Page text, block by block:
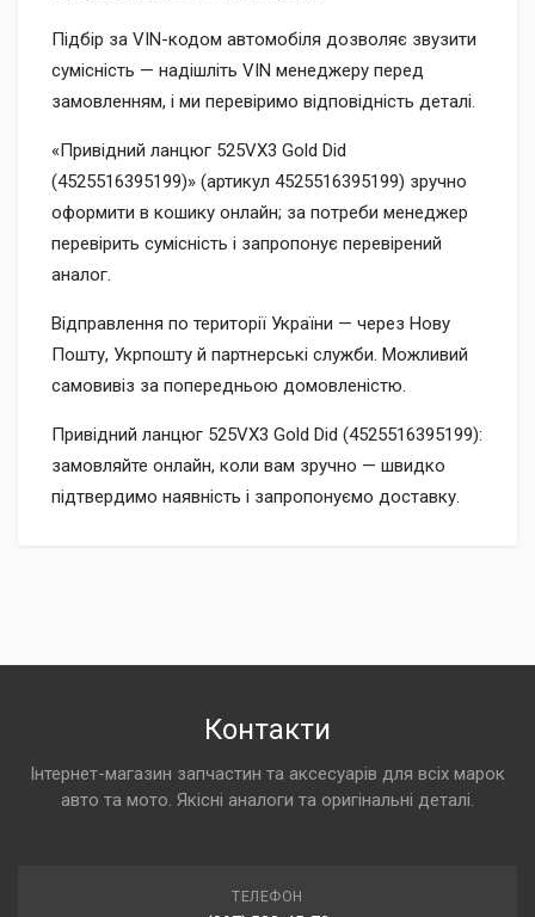
Підбір за VIN-кодом автомобіля дозволяє звузити
сумісність — надішліть VIN менеджеру перед
замовленням, і ми перевіримо відповідність деталі.
«Привідний ланцюг 525VX3 Gold Did
(4525516395199)» (артикул 4525516395199) зручно
оформити в кошику онлайн; за потреби менеджер
перевірить сумісність і запропонує перевірений
аналог.
Відправлення по території України — через Нову
Пошту, Укрпошту й партнерські служби. Можливий
самовивіз за попередньою домовленістю.
Привідний ланцюг 525VX3 Gold Did (4525516395199):
замовляйте онлайн, коли вам зручно — швидко
підтвердимо наявність і запропонуємо доставку.
Контакти
Інтернет-магазин запчастин та аксесуарів для всіх марок
авто та мото. Якісні аналоги та оригінальні деталі.
ТЕЛЕФОН